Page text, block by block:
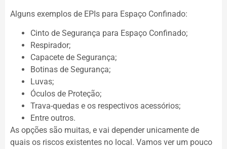
Alguns exemplos de EPIs para Espaço Confinado:
Cinto de Segurança para Espaço Confinado;
Respirador;
Capacete de Segurança;
Botinas de Segurança;
Luvas;
Óculos de Proteção;
Trava-quedas e os respectivos acessórios;
Entre outros.
As opções são muitas, e vai depender unicamente de
quais os riscos existentes no local. Vamos ver um pouco